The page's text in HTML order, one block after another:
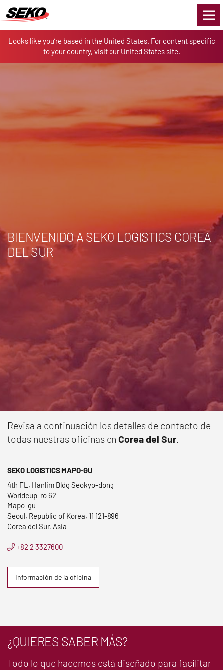
Looks like you’re based in the United States. For content specific
to your country, visit our United States site.
BIENVENIDO A SEKO LOGISTICS COREA
DEL SUR
Revisa a continuación los detalles de contacto de
todas nuestras oficinas en Corea del Sur.
SEKO LOGISTICS MAPO-GU
4th FL, Hanlim Bldg Seokyo-dong
Worldcup-ro 62
Mapo-gu
Seoul, Republic of Korea, 11 121-896
Corea del Sur, Asia
+82 2 3327600
Información de la oficina
¿QUIERES SABER MÁS?
Todo lo que hacemos está diseñado para facilitar